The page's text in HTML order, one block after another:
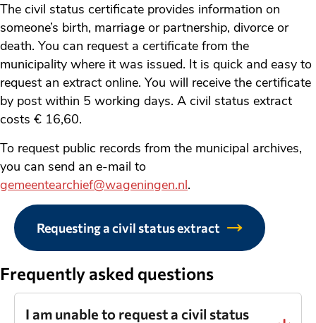
The civil status certificate provides information on
someone’s birth, marriage or partnership, divorce or
death. You can request a certificate from the
municipality where it was issued. It is quick and easy to
request an extract online. You will receive the certificate
by post within 5 working days. A civil status extract
costs € 16,60.
To request public records from the municipal archives,
you can send an e-mail to
gemeentearchief@wageningen.nl.
Requesting a civil status extract
Frequently asked questions
I am unable to request a civil status